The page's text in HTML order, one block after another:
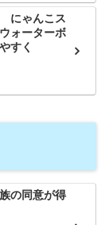
にゃんこス
ォーターボ
やすく
の同意が得